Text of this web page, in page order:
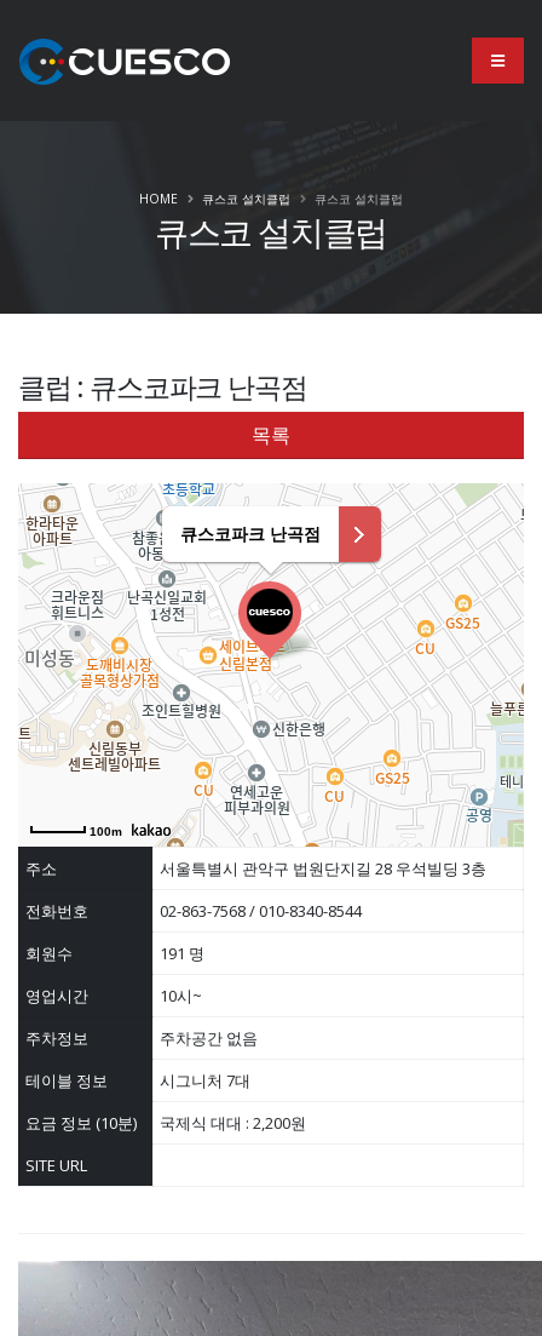
큐스코 설치클럽
HOME 큐스코 설치클럽 큐스코 설치클럽
클럽 : 큐스코파크 난곡점
목록
큐스코파크 난곡점
100m
주소
서울특별시 관악구 법원단지길 28 우석빌딩 3층
전화번호
02-863-7568 / 010-8340-8544
회원수
191 명
영업시간
10시~
주차정보
주차공간 없음
테이블 정보
시그니처 7대
요금 정보 (10분)
국제식 대대 : 2,200원
SITE URL